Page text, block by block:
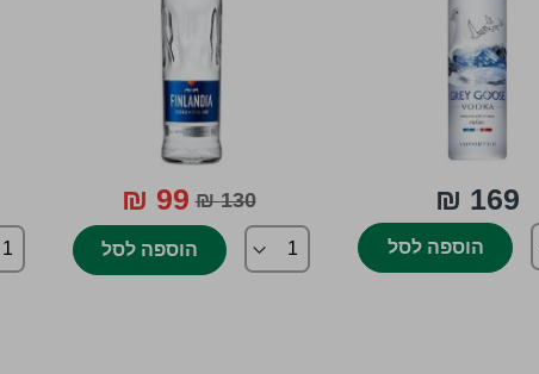
169 ₪
הוספה לסל
130 ₪
99 ₪
הוספה לסל